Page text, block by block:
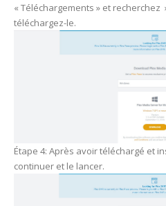
« Téléchargements » et recherchez
téléchargez-le.
Étape 4: Après avoir téléchargé et
continuer et le lancer.